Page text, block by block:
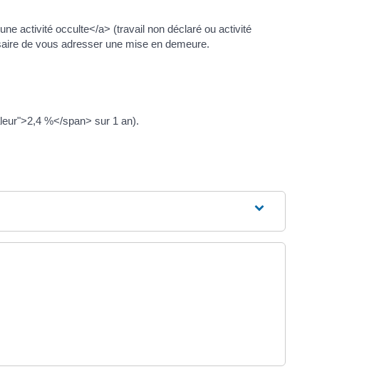
activité occulte</a> (travail non déclaré ou activité
de vous adresser une mise en demeure.
%</span> sur 1 an).